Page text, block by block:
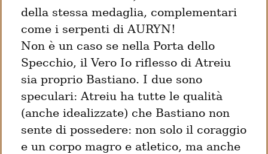
della stessa medaglia, complementari
come i serpenti di AURYN!
Non è un caso se nella Porta dello
Specchio, il Vero Io riflesso di Atreiu
sia proprio Bastiano. I due sono
speculari: Atreiu ha tutte le qualità
(anche idealizzate) che Bastiano non
sente di possedere: non solo il coraggio
e un corpo magro e atletico, ma anche